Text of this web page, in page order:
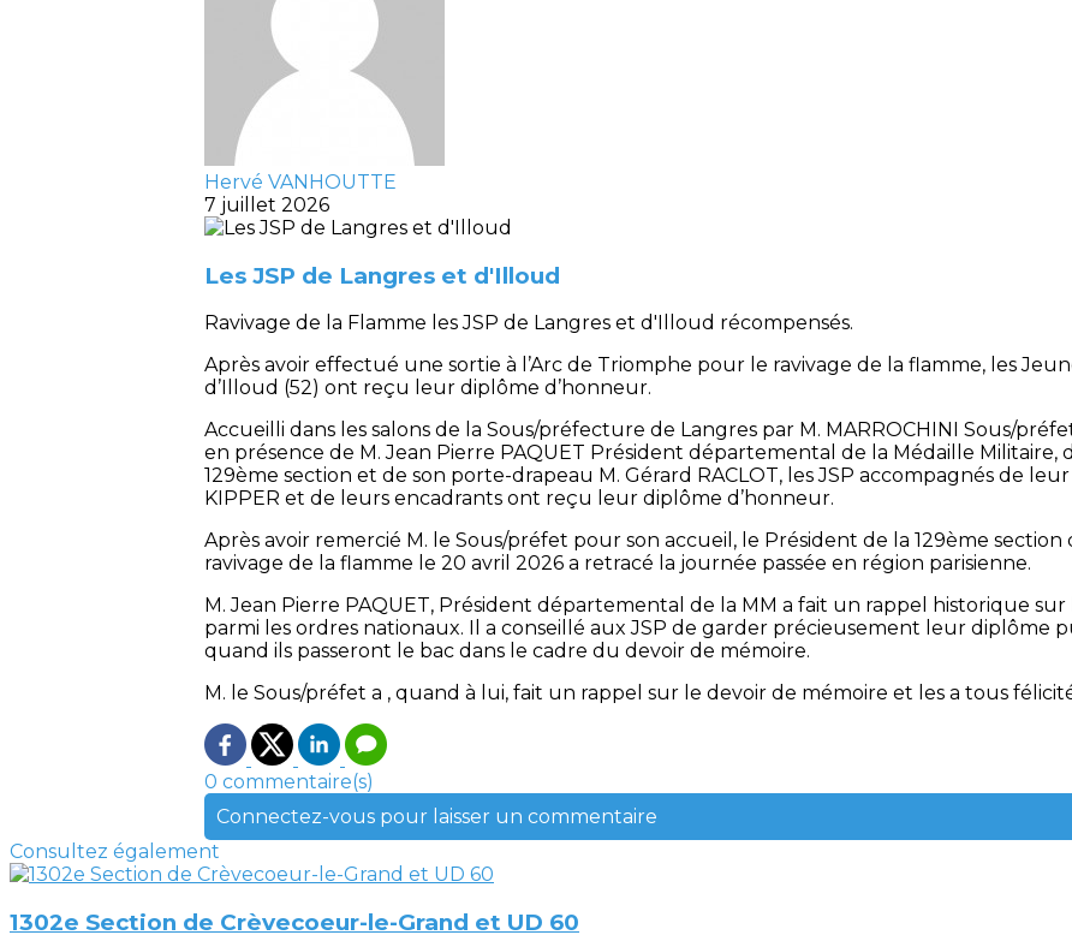
Hervé VANHOUTTE
7 juillet 2026
Les JSP de Langres et d'Illoud
Ravivage de la Flamme les JSP de Langres et d'Illoud récompensés.
Après avoir effectué une sortie à l’Arc de Triomphe pour le ravivage de la flamme, les
d’Illoud (52) ont reçu leur diplôme d’honneur.
Accueilli dans les salons de la Sous/préfecture de Langres par M. MARROCHINI Sous/
en présence de M. Jean Pierre PAQUET Président départemental de la Médaille Militaire,
129ème section et de son porte-drapeau M. Gérard RACLOT, les JSP accompagnés de
KIPPER et de leurs encadrants ont reçu leur diplôme d’honneur.
Après avoir remercié M. le Sous/préfet pour son accueil, le Président de la 129ème section
ravivage de la flamme le 20 avril 2026 a retracé la journée passée en région parisienne.
M. Jean Pierre PAQUET, Président départemental de la MM a fait un rappel historique
parmi les ordres nationaux. Il a conseillé aux JSP de garder précieusement leur diplôme
quand ils passeront le bac dans le cadre du devoir de mémoire.
M. le Sous/préfet a , quand à lui, fait un rappel sur le devoir de mémoire et les a tous
0 commentaire(s)
Connectez-vous pour laisser un commentaire
Consultez également
1302e Section de Crèvecoeur-le-Grand et UD 60